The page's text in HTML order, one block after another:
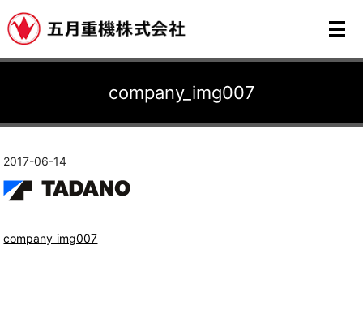
メ
company_img007
2017-06-14
company_img007